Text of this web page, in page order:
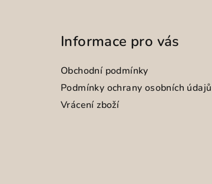
Informace pro vás
Obchodní podmínky
Podmínky ochrany osobních údajů
Vrácení zboží